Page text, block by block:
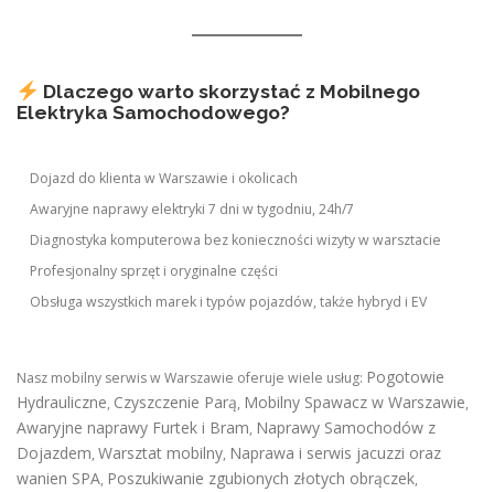
Dlaczego warto skorzystać z Mobilnego
Elektryka Samochodowego?
Dojazd do klienta w Warszawie i okolicach
Awaryjne naprawy elektryki 7 dni w tygodniu, 24h/7
Diagnostyka komputerowa bez konieczności wizyty w warsztacie
Profesjonalny sprzęt i oryginalne części
Obsługa wszystkich marek i typów pojazdów, także hybryd i EV
Nasz mobilny serwis w Warszawie oferuje wiele usług: Pogotowie
Hydrauliczne, Czyszczenie Parą, Mobilny Spawacz w Warszawie,
Awaryjne naprawy Furtek i Bram, Naprawy Samochodów z
Dojazdem, Warsztat mobilny, Naprawa i serwis jacuzzi oraz
wanien SPA, Poszukiwanie zgubionych złotych obrączek,